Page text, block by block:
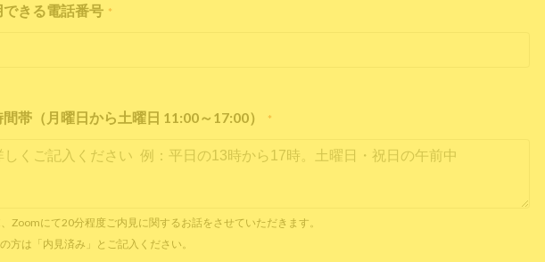
きる電話番号 *
帯（月曜日から土曜日 11:00～17:00） *
Zoomにて20分程度ご内見に関するお話をさせていただきます。
方は「内見済み」とご記入ください。